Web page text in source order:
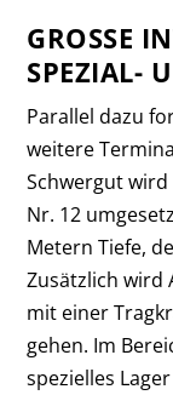
GROSSE
PEZIAL-
Parallel dazu
weitere
Schwergut
Nr. 12
Metern Tiefe,
Zusätzlich wird
mit einer
gehen. Im
spezielles